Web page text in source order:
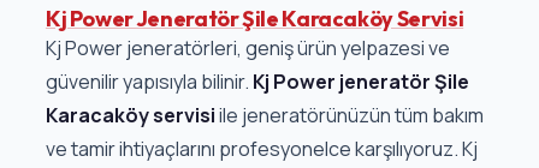
Kj Power Jeneratör Şile Karacaköy Servisi
Kj Power jeneratörleri, geniş ürün yelpazesi ve
güvenilir yapısıyla bilinir. Kj Power jeneratör Şile
Karacaköy servisiile jeneratörünüzün tüm bakım
ve tamir ihtiyaçlarını profesyonelce karşılıyoruz. Kj